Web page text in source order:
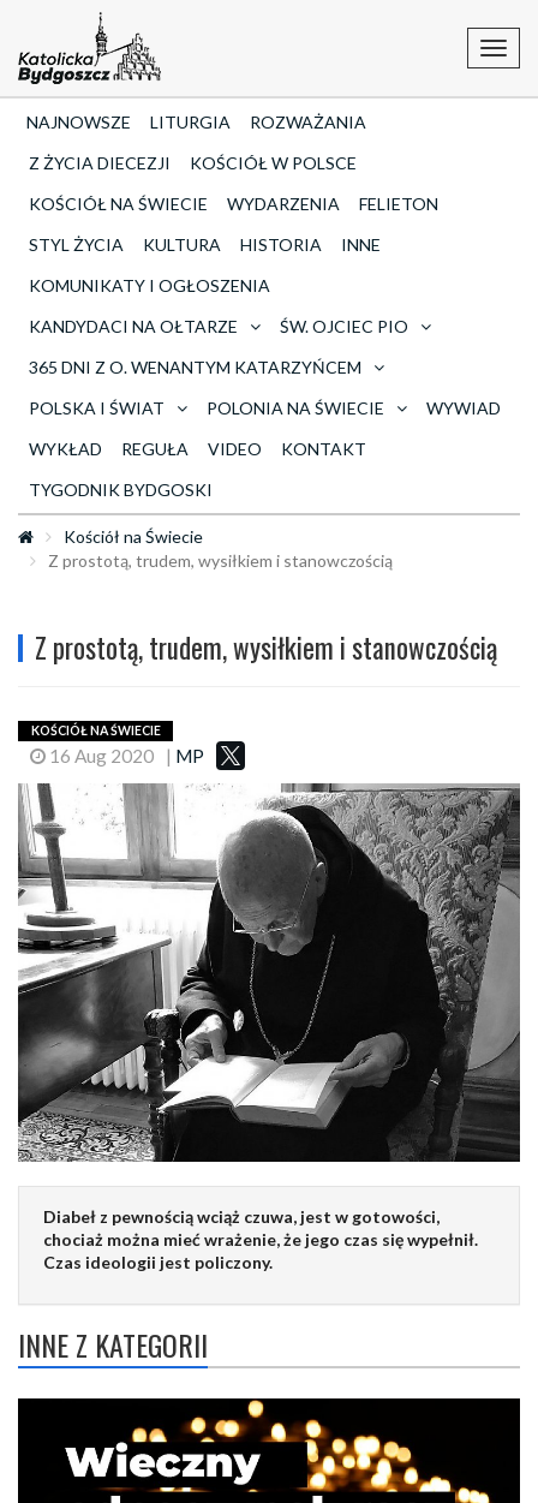
NAJNOWSZE LITURGIA
ROZWAŻANIA
Z ŻYCIA DIECEZJI
KOŚCIÓŁ W POLSCE
KOŚCIÓŁ NA ŚWIECIE
WYDARZENIA
FELIETON
STYL ŻYCIA
KULTURA HISTORIA
INNE
KOMUNIKATY I OGŁOSZENIA
KANDYDACI NA OŁTARZE
ŚW. OJCIEC PIO
365 DNI Z O. WENANTYM KATARZYŃCEM
POLSKA I ŚWIAT
POLONIA NA ŚWIECIE
WYWIAD
WYKŁAD
REGUŁA VIDEO
KONTAKT
TYGODNIK BYDGOSKI
Kościół na Świecie
Z prostotą, trudem, wysiłkiem i stanowczością
Z prostotą, trudem, wysiłkiem i stanowczością
KOŚCIÓŁ NA ŚWIECIE
16 Aug 2020 | MP
Diabeł z pewnością wciąż czuwa, jest w gotowości,
chociaż można mieć wrażenie, że jego czas się wypełnił.
Czas ideologii jest policzony.
INNE Z KATEGORII